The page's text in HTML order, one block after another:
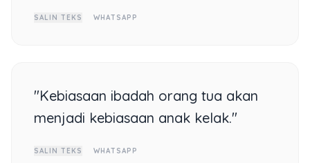
SALIN TEKS WHATSAPP
"Kebiasaan ibadah orang tua akan
menjadi kebiasaan anak kelak."
SALIN TEKS WHATSAPP